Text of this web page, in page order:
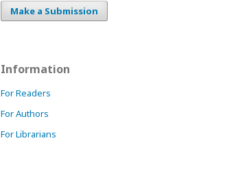
Make a Submission
Information
For Readers
For Authors
For Librarians